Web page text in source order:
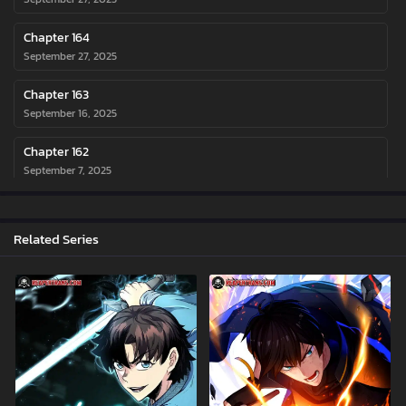
Chapter 164
September 27, 2025
Chapter 163
September 16, 2025
Chapter 162
September 7, 2025
September 7, 2025
Chapter 159
August 19, 2025
Chapter 158
August 19, 2025
Related Series